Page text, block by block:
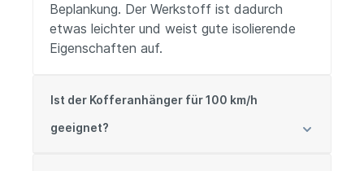
Beplankung. Der Werkstoff ist dadurch
etwas leichter und weist gute isolierende
Eigenschaften auf.
Ist der Kofferanhänger für 100 km/h
geeignet?